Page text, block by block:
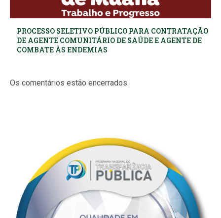
PROCESSO SELETIVO PÚBLICO PARA CONTRATAÇÃO
DE AGENTE COMUNITÁRIO DE SAÚDE E AGENTE DE
COMBATE ÀS ENDEMIAS
Os comentários estão encerrados.